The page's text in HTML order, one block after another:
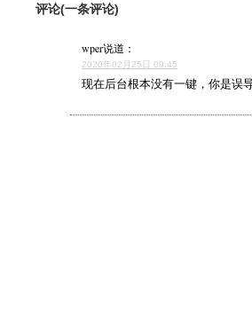
评论(一条评论)
wper说道：
2020年02月25日 09:45
现在后台根本没有一键，你是误